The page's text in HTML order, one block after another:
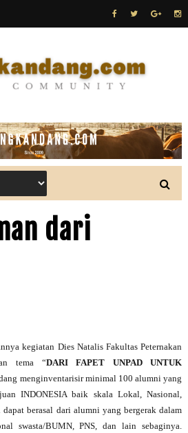
dari
kegiatan Dies Natalis Fakultas Peternakan
tema “DARI FAPET UNPAD UNTUK
menginventarisir minimal 100 alumni yang
INDONESIA baik skala Lokal, Nasional,
dapat berasal dari alumni yang bergerak dalam
swasta/BUMN, PNS, dan lain sebaginya.